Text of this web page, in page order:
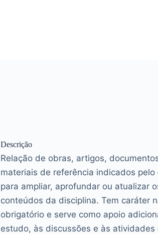
Descrição
Relação de obras, artigos,
materiais de referência indicados pelo
para ampliar, aprofundar ou atualizar
conteúdos da disciplina. Tem caráter
obrigatório e serve como apoio
estudo, às discussões e às atividades